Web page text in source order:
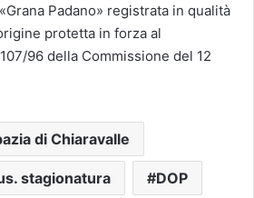
Padano» registrata in qualità
protetta in forza al
96 della Commissione del 12
di Chiaravalle
stagionatura DOP